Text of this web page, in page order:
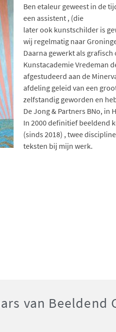
Ben etaleur geweest in de
een assistent , (die
later ook kunstschilder is
wij regelmatig naar
Daarna gewerkt als
Kunstacademie Vredeman
afgestudeerd aan de
afdeling geleid van een
zelfstandig geworden en
De Jong & Partners BNo, in
In 2000 definitief beeldend
(sinds 2018) , twee
teksten bij mijn werk.
van Beeldend